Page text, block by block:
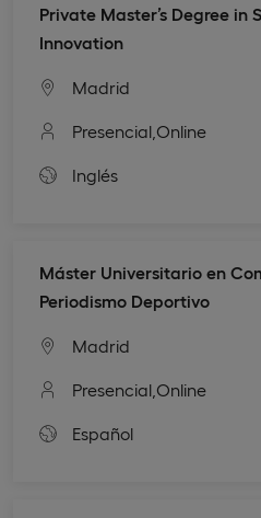
Private Master’s Degree in
Innovation
Madrid
Presencial, Online
Inglés
Máster Universitario en
Periodismo Deportivo
Madrid
Presencial, Online
Español